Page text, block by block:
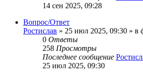
14 сен 2025, 09:28
Вопрос/Ответ
Ростислав » 25 июл 2025, 09:30 » в
0 Ответы
258 Просмотры
Последнее сообщение
25 июл 2025, 09:30